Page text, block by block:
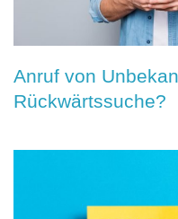
Anruf von
Rückwärtssuche?